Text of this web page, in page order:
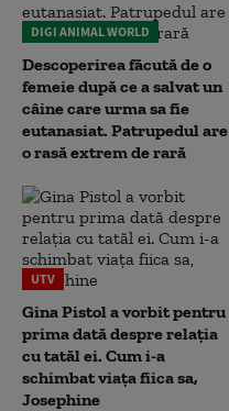
DIGI ANIMAL WORLD
Descoperirea făcută de o
femeie după ce a salvat un
câine care urma sa fie
eutanasiat. Patrupedul are
o rasă extrem de rară
UTV
Gina Pistol a vorbit pentru
prima dată despre relația
cu tatăl ei. Cum i-a
schimbat viața fiica sa,
Josephine